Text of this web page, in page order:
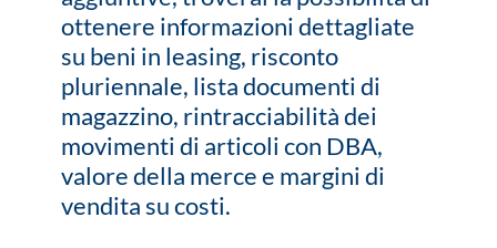
ottenere informazioni dettagliate
su beni in leasing, risconto
pluriennale, lista documenti di
magazzino, rintracciabilità dei
movimenti di articoli con DBA,
valore della merce e margini di
vendita su costi.